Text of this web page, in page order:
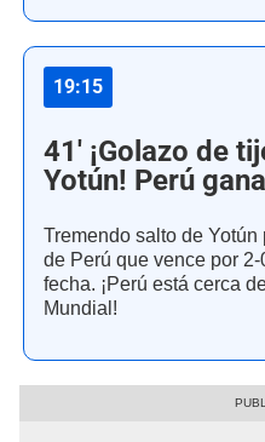
19:15
41' ¡Golazo de
Yotún! Perú
Tremendo salto de
de Perú que vence por
fecha. ¡Perú está cerca
Mundial!